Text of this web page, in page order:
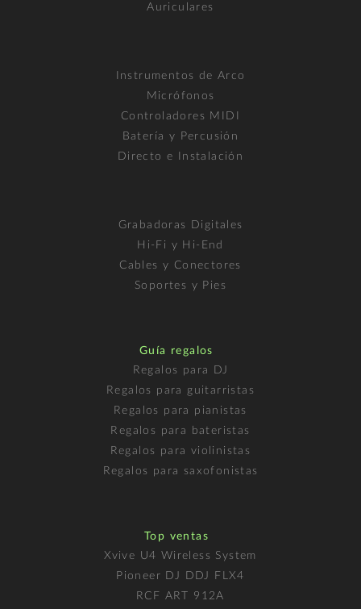
Auriculares
Instrumentos de Arco
Micrófonos
Controladores MIDI
Batería y Percusión
Directo e Instalación
Grabadoras Digitales
Hi-Fi y Hi-End
Cables y Conectores
Soportes y Pies
Guía regalos
Regalos para DJ
Regalos para guitarristas
Regalos para pianistas
Regalos para bateristas
Regalos para violinistas
Regalos para saxofonistas
Top ventas
Xvive U4 Wireless System
Pioneer DJ DDJ FLX4
RCF ART 912A